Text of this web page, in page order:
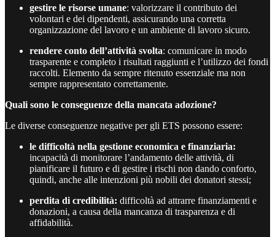
gestire le risorse umane: valorizzare il contributo dei
volontari e dei dipendenti, assicurando una corretta
organizzazione del lavoro e un ambiente di lavoro sicuro.
rendere conto dell’attività svolta: comunicare in modo
trasparente e completo i risultati raggiunti e l’utilizzo dei fondi
raccolti. Elemento da sempre ritenuto essenziale ma non
sempre rappresentato correttamente.
Quali sono le conseguenze della mancata adozione?
Le diverse conseguenze negative per gli ETS possono essere:
le difficoltà nella gestione economica e finanziaria:
incapacità di monitorare l’andamento delle attività, di
pianificare il futuro e di gestire i rischi non dando conforto,
quindi, anche alle intenzioni più nobili dei donatori stessi;
perdita di credibilità: difficoltà ad attrarre finanziamenti e
donazioni, a causa della mancanza di trasparenza e di
affidabilità.